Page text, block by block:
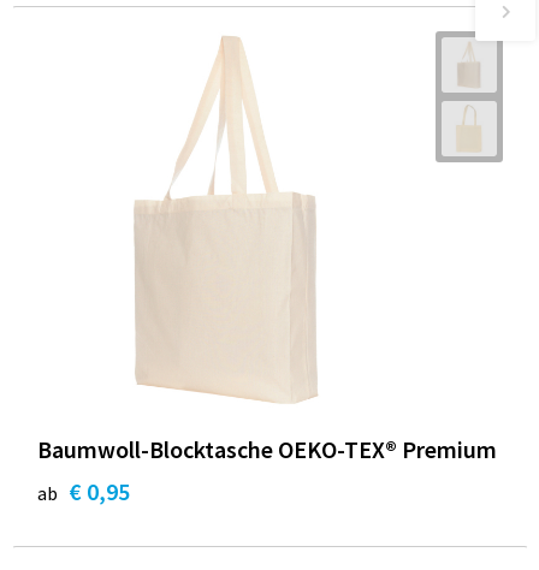
Baumwoll-Blocktasche OEKO-TEX® Premium
ab € 0,95